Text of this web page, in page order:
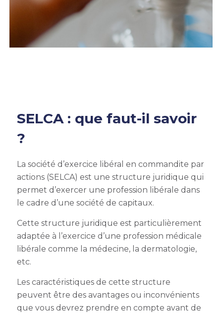
SELCA : que faut-il savoir
?
La société d’exercice libéral en commandite par
actions (SELCA) est une structure juridique qui
permet d’exercer une profession libérale dans
le cadre d’une société de capitaux.
Cette structure juridique est particulièrement
adaptée à l’exercice d’une profession médicale
libérale comme la médecine, la dermatologie,
etc.
Les caractéristiques de cette structure
peuvent être des avantages ou inconvénients
que vous devrez prendre en compte avant de